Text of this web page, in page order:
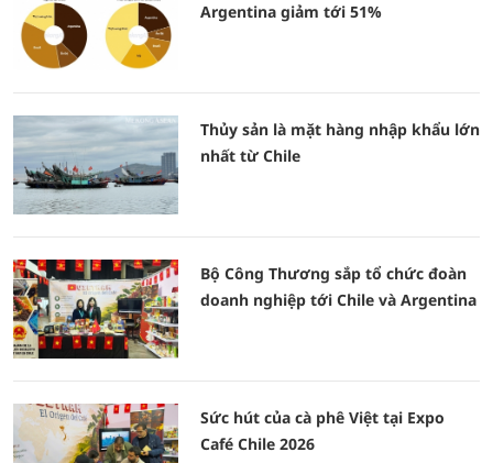
Argentina giảm tới 51%
Thủy sản là mặt hàng nhập khẩu lớn
nhất từ Chile
Bộ Công Thương sắp tổ chức đoàn
doanh nghiệp tới Chile và Argentina
Sức hút của cà phê Việt tại Expo
Café Chile 2026